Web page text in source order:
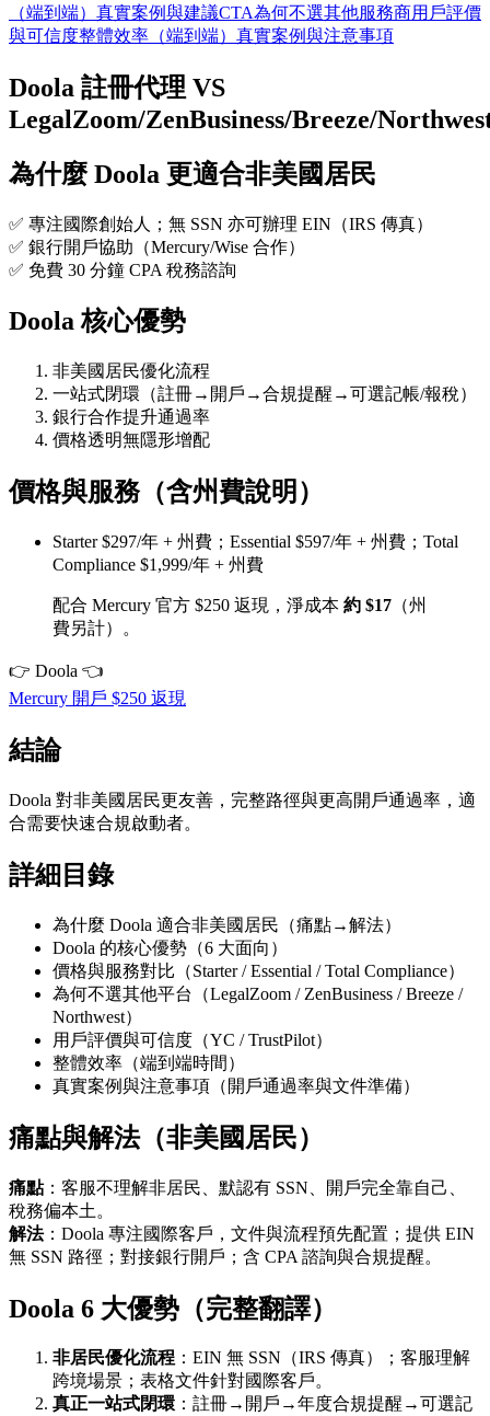
（端到端） 真實案例與建議CTA為何不選其他服務商用戶評價
與可信度整體效率（端到端） 真實案例與注意事項
Doola 註冊代理 VS
LegalZoom/ZenBusiness/Breeze/
為什麼 Doola 更適合非美國居民
✅ 專注國際創始人；無 SSN 亦可辦理 EIN（IRS 傳真）
✅ 銀行開戶協助（Mercury/Wise 合作）
✅ 免費 30 分鐘 CPA 稅務諮詢
Doola 核心優勢
非美國居民優化流程
一站式閉環（註冊→開戶→合規提醒→可選記帳/報稅）
銀行合作提升通過率
價格透明無隱形增配
價格與服務（含州費說明）
Starter $297/年 + 州費；Essential $597/年 + 州費；Total
Compliance $1,999/年 + 州費
配合 Mercury 官方 $250 返現，淨成本 約 $17 （州
費另計）。
👉 Doola 👈
Mercury 開戶 $250 返現
結論
Doola 對非美國居民更友善，完整路徑與更高開戶通過率，適
合需要快速合規啟動者。
詳細目錄
為什麼 Doola 適合非美國居民（痛點→解法）
Doola 的核心優勢（6 大面向）
價格與服務對比（Starter / Essential / Total Compliance）
為何不選其他平台（LegalZoom / ZenBusiness / Breeze /
Northwest）
用戶評價與可信度（YC / TrustPilot）
整體效率（端到端時間）
真實案例與注意事項（開戶通過率與文件準備）
痛點與解法（非美國居民）
痛點：客服不理解非居民、默認有 SSN、開戶完全靠自己、
稅務偏本土。
解法：Doola 專注國際客戶，文件與流程預先配置；提供 EIN
無 SSN 路徑；對接銀行開戶；含 CPA 諮詢與合規提醒。
Doola 6 大優勢（完整翻譯）
非居民優化流程 ：EIN 無 SSN（IRS 傳真）；客服理解
跨境場景；表格文件針對國際客戶。
真正一站式閉環 ：註冊→開戶→年度合規提醒→可選記